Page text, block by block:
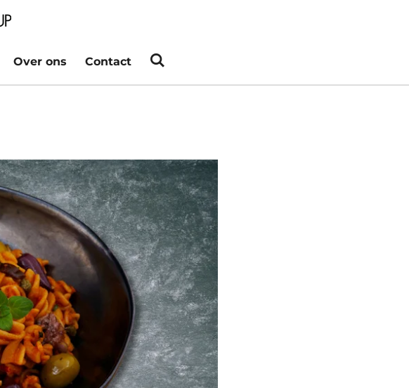
Over ons Contact